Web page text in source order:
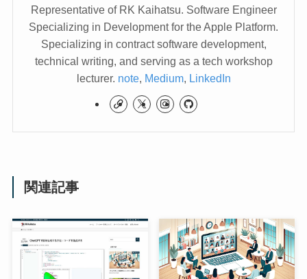
Representative of RK Kaihatsu. Software Engineer
Specializing in Development for the Apple Platform.
Specializing in contract software development,
technical writing, and serving as a tech workshop
lecturer. note, Medium, LinkedIn
関連記事